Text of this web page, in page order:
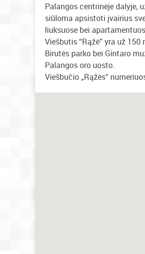
Palangos centrinėje dalyje,
siūloma apsistoti įvairius
liuksuose bei
Viešbutis “Rąžė” yra už
Birutės parko bei Gintaro
Palangos oro uosto.
Viešbučio „Rąžės“